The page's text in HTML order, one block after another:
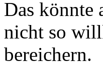
Das könnte
nicht so
bereichern.